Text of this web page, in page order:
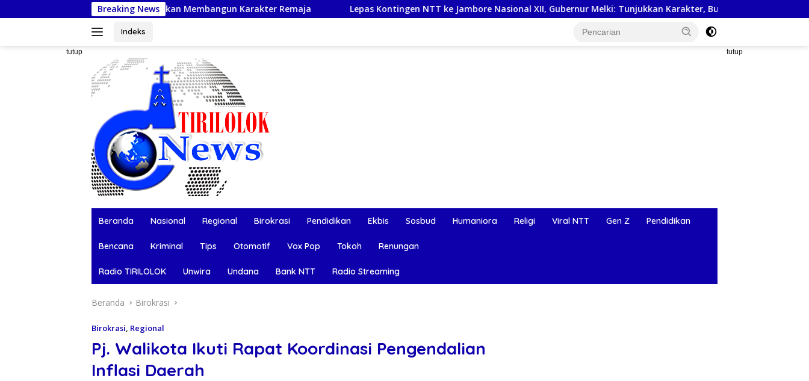
ke
Breaking News
Kota Gaungkan Gerakan Membangun Karakter Remaja Lepas Kontingen NTT ke Jambore Nasional XII, Gubernur Melki: Tunjukkan Karakter, Budaya, dan Prestasi Anak NTT
Indeks
tutup tutup
Beranda Nasional Regional Birokrasi Pendidikan Ekbis Sosbud Humaniora Religi Viral NTT Gen Z Pendidikan
Bencana Kriminal Tips Otomotif Vox Pop Tokoh Renungan
Radio TIRILOLOK Unwira Undana Bank NTT Radio Streaming
Beranda Birokrasi
Birokrasi, Regional
Pj. Walikota Ikuti Rapat Koordinasi Pengendalian
Inflasi Daerah